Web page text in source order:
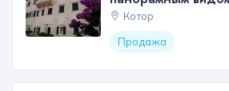
Котор
Продажа